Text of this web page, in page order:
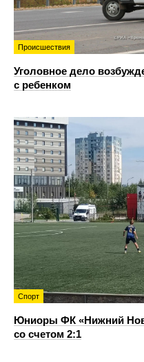
Происшествия
Уголовное дело
с ребенком
Спорт
Юниоры ФК «Нижний
со счетом 2:1